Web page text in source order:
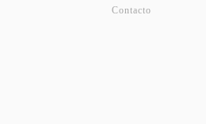
Contacto